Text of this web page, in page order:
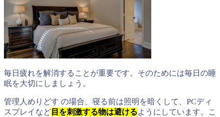
毎日疲れを解消することが重要です。そのためには毎日の睡
眠を大切にしましょう。
管理人めりどす の場合、寝る前は照明を暗くして、PCディ
スプレイなど 目を刺激する物は避けるようにしています。こ